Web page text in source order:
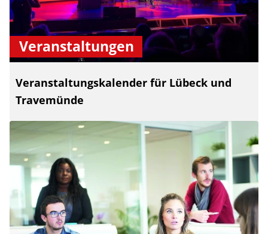
Veranstaltungen
Veranstaltungskalender für Lübeck und
Travemünde